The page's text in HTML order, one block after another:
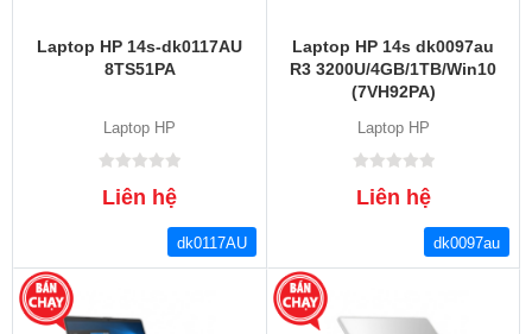
Laptop HP 14s-dk0117AU
8TS51PA
Laptop HP
Liên hệ
dk0117AU
Laptop HP 14s dk0097au
R3 3200U/4GB/1TB/Win10
(7VH92PA)
Laptop HP
Liên hệ
dk0097au